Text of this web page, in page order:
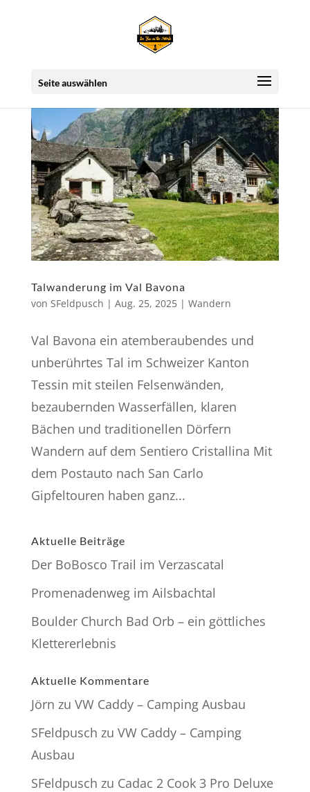
Seite auswählen
Talwanderung im Val Bavona
von SFeldpusch | Aug. 25, 2025| Wandern
Val Bavona ein atemberaubendes und
unberührtes Tal im Schweizer Kanton
Tessin mit steilen Felsenwänden,
bezaubernden Wasserfällen, klaren
Bächen und traditionellen Dörfern
Wandern auf dem Sentiero Cristallina Mit
dem Postauto nach San Carlo
Gipfeltouren haben ganz...
Aktuelle Beiträge
Der BoBosco Trail im Verzascatal
Promenadenweg im Ailsbachtal
Boulder Church Bad Orb – ein göttliches
Klettererlebnis
Aktuelle Kommentare
Jörn zu VW Caddy – Camping Ausbau
SFeldpusch zu VW Caddy – Camping
Ausbau
SFeldpusch zu Cadac 2 Cook 3 Pro Deluxe